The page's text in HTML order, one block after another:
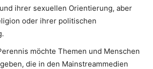
ihrer sexuellen Orientierung, aber
oder ihrer politischen
möchte Themen und Menschen
die in den Mainstreammedien